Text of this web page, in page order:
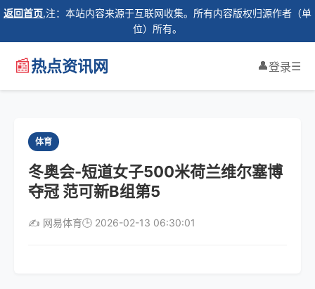
返回首页,注：本站内容来源于互联网收集。所有内容版权归源作者（单
位）所有。
📰热点资讯网 👤登录☰
体育
冬奥会-短道女子500米荷兰维尔塞博
夺冠 范可新B组第5
✍️ 网易体育🕒 2026-02-13 06:30:01